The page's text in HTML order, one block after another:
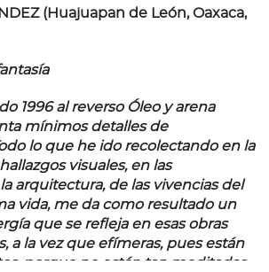
(Huajuapan de León, Oaxaca,
1996 al reverso Óleo y arena
mínimos detalles de
lo que he ido recolectando en la
visuales, en las
arquitectura, de las vivencias del
vida, me da como resultado un
que se refleja en esas obras
a la vez que efímeras, pues están
porque no están tan meditadas